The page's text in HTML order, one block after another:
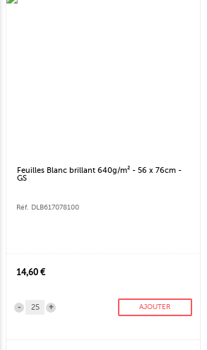
Feuilles Blanc brillant 640g/m² - 56 x 76cm -
GS
Réf. DLB617078100
14,60 €
+
- AJOUTER